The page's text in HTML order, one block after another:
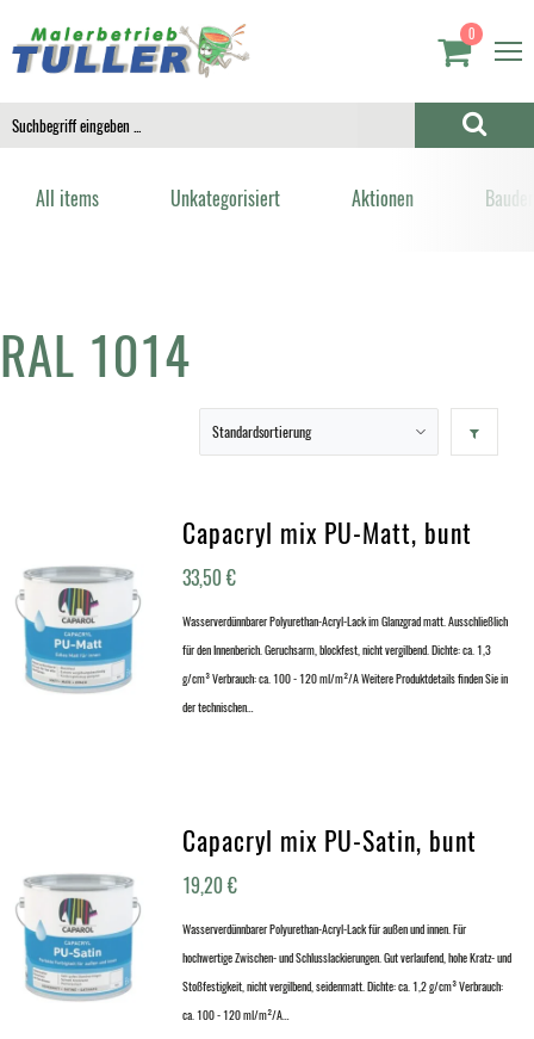
0
All items Unkategorisiert Aktionen
RAL 1014
Capacryl mix PU-Matt, bunt
33,50€
Wasserverdünnbarer Polyurethan-Acryl-Lack im Glanzgrad matt. Ausschließlich
für den Innenberich. Geruchsarm, blockfest, nicht vergilbend. Dichte: ca. 1,3
g/cm³ Verbrauch: ca. 100 - 120 ml/m²/A Weitere Produktdetails finden Sie in
der technischen…
Capacryl mix PU-Satin, bunt
19,20€
Wasserverdünnbarer Polyurethan-Acryl-Lack für außen und innen. Für
hochwertige Zwischen- und Schlusslackierungen. Gut verlaufend, hohe Kratz- und
Stoßfestigkeit, nicht vergilbend, seidenmatt. Dichte: ca. 1,2 g/cm³ Verbrauch:
ca. 100 - 120 ml/m²/A…